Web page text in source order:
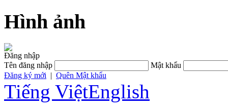
Hình ảnh
Đăng nhập
Tên đăng nhập
Mật khẩu
Đăng ký mới | Quên Mật khẩu
Tiếng ViệtEnglish